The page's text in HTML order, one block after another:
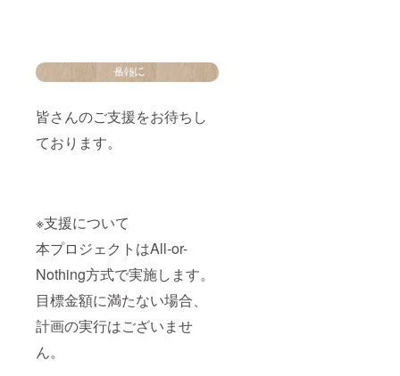
皆さんのご支援をお待ちし
ております。
※支援について
本プロジェクトはAll-or-
Nothing方式で実施します。
目標金額に満たない場合、
計画の実行はございませ
ん。